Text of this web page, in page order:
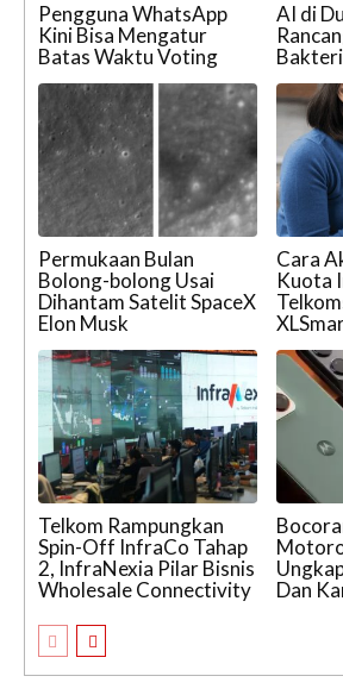
Pengguna WhatsApp
Kini Bisa Mengatur
Batas Waktu Voting
AI di
Permukaan Bulan
Bolong-bolong Usai
Dihantam Satelit SpaceX
Elon Musk
Cara
Kuota
Telkom Rampungkan
Spin-Off InfraCo Tahap
2, InfraNexia Pilar Bisnis
Wholesale Connectivity
Dan